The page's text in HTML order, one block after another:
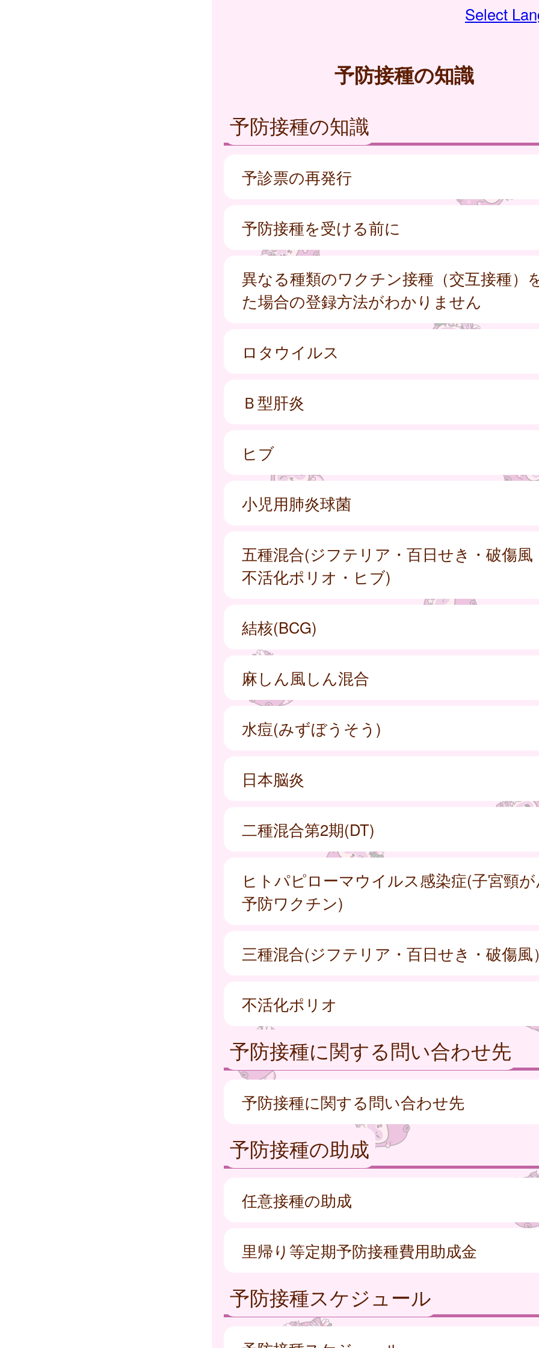
Select
予防接種の知識
予防接種の知識
予診票の再発行
予防接種を受ける前に
異なる種類のワクチン接種（交互接種）
た場合の登録方法がわかりません
ロタウイルス
Ｂ型肝炎
ヒブ
小児用肺炎球菌
五種混合(ジフテリア・百日せき・破傷風
不活化ポリオ・ヒブ)
結核(BCG)
麻しん風しん混合
水痘(みずぼうそう)
日本脳炎
二種混合第2期(DT)
ヒトパピローマウイルス感染症(子宮頸
予防ワクチン)
三種混合(ジフテリア・百日せき・破傷風
不活化ポリオ
予防接種に関する問い合わせ先
予防接種に関する問い合わせ先
予防接種の助成
任意接種の助成
里帰り等定期予防接種費用助成金
予防接種スケジュール